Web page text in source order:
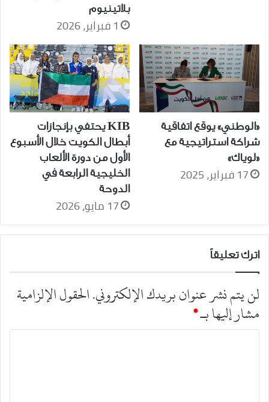
بلاتينيوم
1 فبراير، 2026
«الوطني» يوقع اتفاقية
شراكة استراتيجية مع
«لوياك»
17 فبراير، 2025
KIB يحتفي بإنجازات
أبطال الكويت خلال الأسبوع
الأول من دورة الألعاب
الخليجية الرابعة في
الدوحة
17 مايو، 2026
اترك تعليقاً
لن يتم نشر عنوان بريدك الإلكتروني.الحقول الإلزامية
مشار إليها بـ*
ا